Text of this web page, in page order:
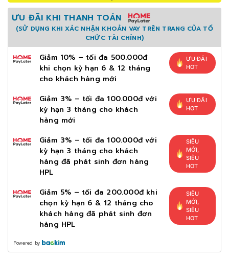
ƯU ĐÃI KHI THANH TOÁN
(SỬ DỤNG KHI XÁC NHẬN KHOẢN VAY TRÊN TRANG CỦA TỔ
CHỨC TÀI CHÍNH)
Giảm 10% – tối đa 500.000đ
khi chọn kỳ hạn 6 & 12 tháng
cho khách hàng mới
ƯU ĐÃI
HOT
Giảm 3% – tối đa 100.000đ với
kỳ hạn 3 tháng cho khách
hàng mới
ƯU ĐÃI
HOT
Giảm 3% – tối đa 100.000đ với
kỳ hạn 3 tháng cho khách
hàng đã phát sinh đơn hàng
HPL
SIÊU
MỚI,
SIÊU
HOT
Giảm 5% – tối đa 200.000đ khi
chọn kỳ hạn 6 & 12 tháng cho
khách hàng đã phát sinh đơn
hàng HPL
SIÊU
MỚI,
SIÊU
HOT
Powered by